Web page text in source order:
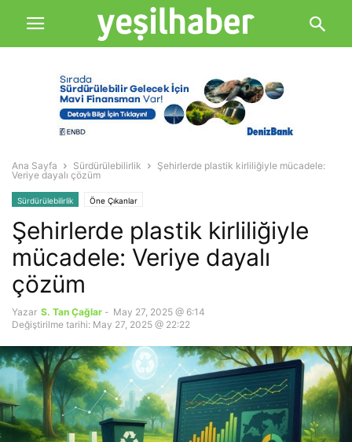
Ana Sayfa Sürdürülebilirlik
Şehirlerde plastik kirliliğiyle mücadele:
Veriye dayalı çözüm
Sürdürülebilirlik Öne Çıkanlar
Şehirlerde plastik kirliliğiyle
mücadele: Veriye dayalı
çözüm
Yazar S. Tan Çağlar - May 27, 2025 @ 6:14
Değiştirilme tarihi: May 27, 2025 @ 22:22